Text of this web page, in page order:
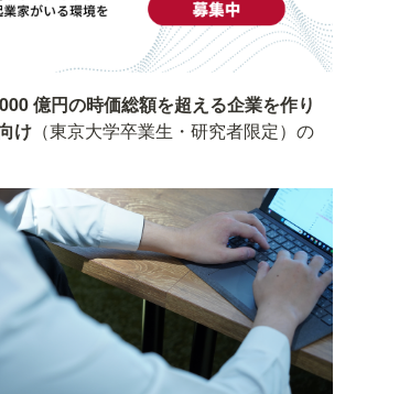
億円の時価総額を超える企業を作り
け （東京大学卒業生・研究者限定）の